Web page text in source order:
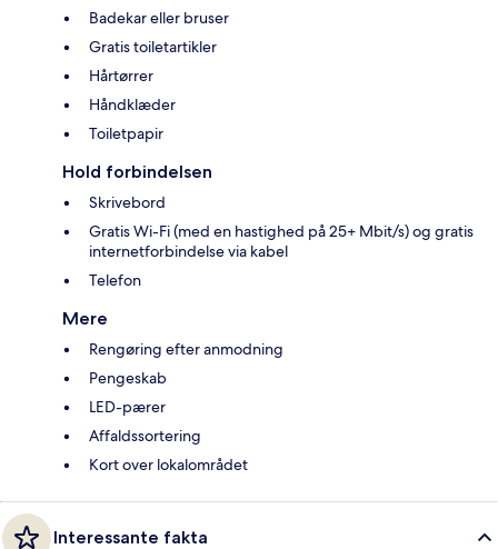
Badekar eller bruser
Gratis toiletartikler
Hårtørrer
Håndklæder
Toiletpapir
Hold forbindelsen
Skrivebord
Gratis Wi-Fi (med en hastighed på 25+ Mbit/s) og gratis
internetforbindelse via kabel
Telefon
Mere
Rengøring efter anmodning
Pengeskab
LED-pærer
Affaldssortering
Kort over lokalområdet
Interessante fakta